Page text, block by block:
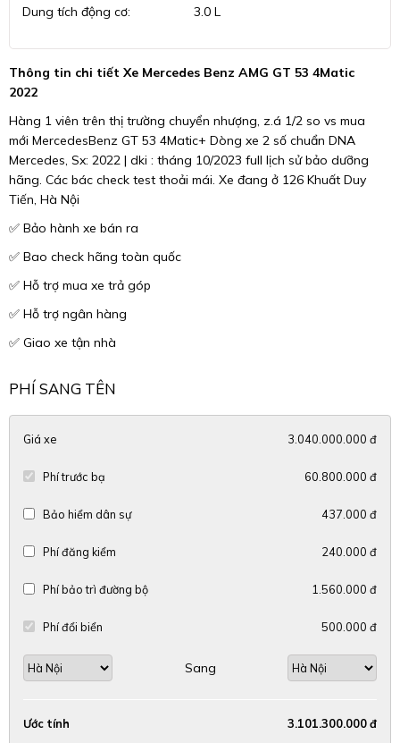
Dung tích động cơ: 3.0 L
Thông tin chi tiết Xe Mercedes Benz AMG GT 53 4Matic
2022
Hàng 1 viên trên thị trường chuyển nhượng, z.á 1/2 so vs mua
mới MercedesBenz GT 53 4Matic+ Dòng xe 2 số chuẩn DNA
Mercedes, Sx: 2022 | dki : tháng 10/2023 full lịch sử bảo dưỡng
hãng. Các bác check test thoải mái. Xe đang ở 126 Khuất Duy
Tiến, Hà Nội
✅ Bảo hành xe bán ra
✅ Bao check hãng toàn quốc
✅ Hỗ trợ mua xe trả góp
✅ Hỗ trợ ngân hàng
✅ Giao xe tận nhà
PHÍ SANG TÊN
Giá xe 3.040.000.000 đ
Phí trước bạ 60.800.000 đ
Bảo hiểm dân sự 437.000 đ
Phí đăng kiểm 240.000 đ
Phí bảo trì đường bộ 1.560.000 đ
Phí đổi biển 500.000 đ
Sang
Ước tính 3.101.300.000 đ